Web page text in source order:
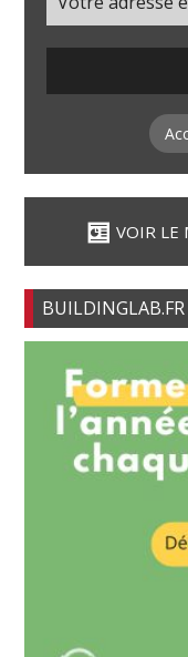
VOIR LE
BUILDINGLAB.FR